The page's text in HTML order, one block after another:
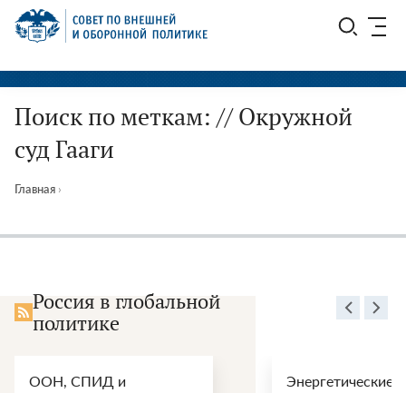
Перейти
СВОП
Поиск по меткам: // Окружной
суд Гааги
Главная ›
Россия в глобальной
политике
ООН, СПИД и
Энергетические